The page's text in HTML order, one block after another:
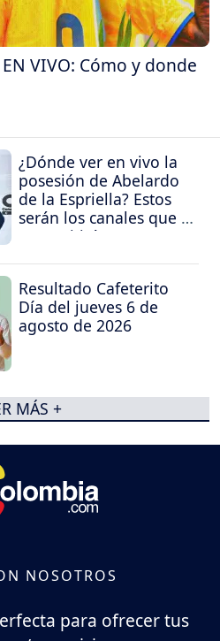
VIVO: Cómo y donde
¿Dónde ver en vivo la
posesión de Abelardo
de la Espriella? Estos
serán los canales que la
transmitirán
Resultado Cafeterito
Día del jueves 6 de
agosto de 2026
MÁS +
NOSOTROS
para ofrecer tus